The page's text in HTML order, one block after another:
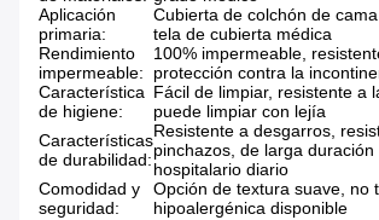
Aplicación
primaria:
Cubierta de colchón de
tela de cubierta médica
Rendimiento
impermeable:
100% impermeable,
protección contra la
Característica
de higiene:
Fácil de limpiar, resistente a
puede limpiar con lejía
Características
de durabilidad:
Resistente a desgarros,
pinchazos, de larga
hospitalario diario
Comodidad y
seguridad:
Opción de textura suave, no
hipoalergénica disponible